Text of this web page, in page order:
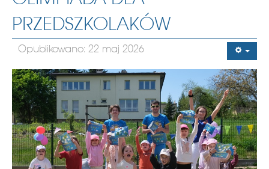
PRZEDSZKOLAKÓW
Opublikowano: 22 maj 2026